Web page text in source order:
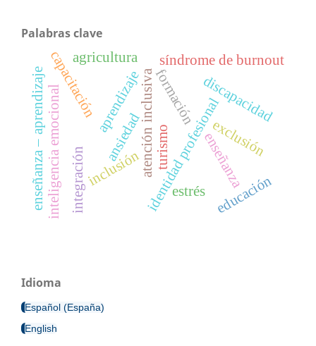
Palabras clave
formación
atención inclusivaidentidad profesionalenseñanza
aprendizaje
inclusión
exclusión
discapacidad
capacitación
estrés
ansiedad
síndrome de burnout
agricultura
turismo
inteligencia emocional educación
integración
enseñanza – aprendizaje
Idioma
Español (España)
English